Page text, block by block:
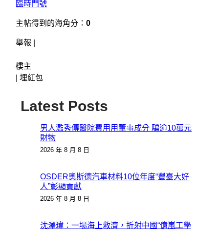
臨時門號
主帖得到的海角分： 0
舉報 |
樓主
埋紅包
Latest Posts
男人濫秀傳醫院費用用董事成分 騙逾10萬元
財物
2026 年 8 月 8 日
OSDER奧斯德汽車材料10位年度“豐臺大好
人”彰顯貢獻
2026 年 8 月 8 日
沈澤瑋：一場海上救濟，折射中國“億嵐工學